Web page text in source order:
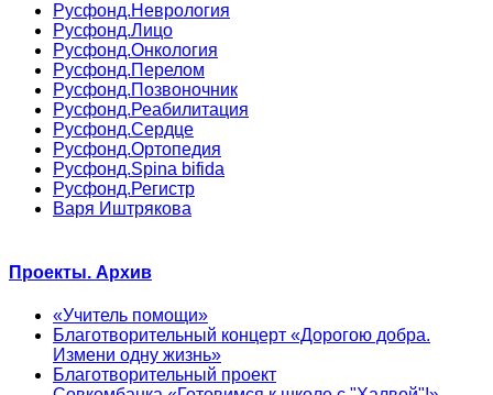
Русфонд.Неврология
Русфонд.Лицо
Русфонд.Онкология
Русфонд.Перелом
Русфонд.Позвоночник
Русфонд.Реабилитация
Русфонд.Сердце
Русфонд.Ортопедия
Русфонд.Spina bifida
Русфонд.Регистр
Варя Иштрякова
Проекты. Архив
«Учитель помощи»
Благотворительный концерт «Дорогою добра.
Измени одну жизнь»
Благотворительный проект